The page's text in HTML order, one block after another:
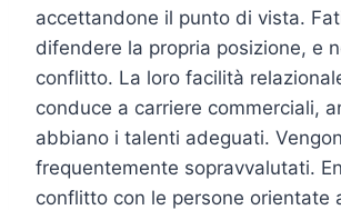
accettandone il punto di vista.
difendere la propria posizione, e
conflitto. La loro facilità
conduce a carriere commerciali,
abbiano i talenti adeguati.
frequentemente sopravvalutati.
conflitto con le persone orientate